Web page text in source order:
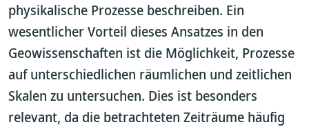
physikalische Prozesse beschreiben. Ein
wesentlicher Vorteil dieses Ansatzes in den
Geowissenschaften ist die Möglichkeit, Prozesse
auf unterschiedlichen räumlichen und zeitlichen
Skalen zu untersuchen. Dies ist besonders
relevant, da die betrachteten Zeiträume häufig